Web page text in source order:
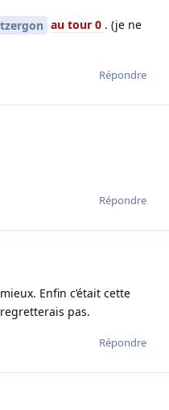
au tour 0 . (je ne
Répondre
Répondre
Enfin c’était cette
pas.
Répondre